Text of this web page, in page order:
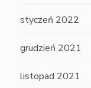
styczeń 2022
grudzień 2021
listopad 2021